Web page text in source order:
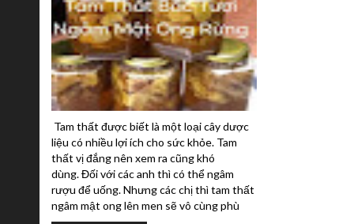
Tam thất được biết là một loại cây dược
liệu có nhiều lợi ích cho sức khỏe. Tam
thất vị đắng nên xem ra cũng khó
dùng. Đối với các anh thì có thể ngâm
rượu để uống. Nhưng các chị thì tam thất
ngâm mật ong lên men sẽ vô cùng phù
hợp và hiệu quả. Phụ nữ dùng tam thất